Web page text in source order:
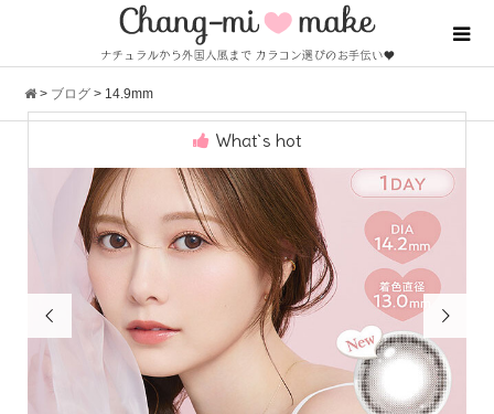
> ブログ > 14.9mm
What`s hot
 